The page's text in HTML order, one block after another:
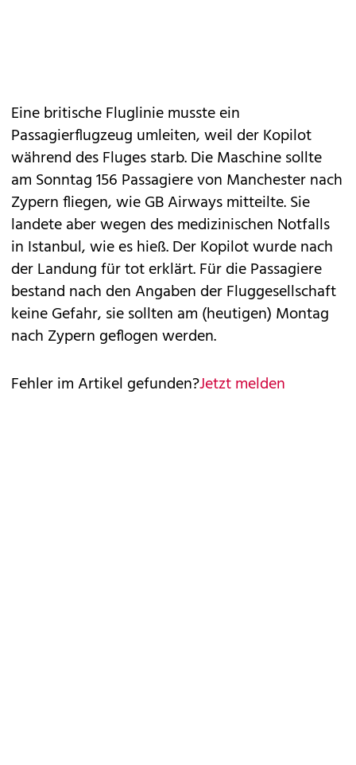
Eine britische Fluglinie musste ein
Passagierflugzeug umleiten, weil der Kopilot
während des Fluges starb. Die Maschine sollte
am Sonntag 156 Passagiere von Manchester nach
Zypern fliegen, wie GB Airways mitteilte. Sie
landete aber wegen des medizinischen Notfalls
in Istanbul, wie es hieß. Der Kopilot wurde nach
der Landung für tot erklärt. Für die Passagiere
bestand nach den Angaben der Fluggesellschaft
keine Gefahr, sie sollten am (heutigen) Montag
nach Zypern geflogen werden.
Fehler im Artikel gefunden?Jetzt melden